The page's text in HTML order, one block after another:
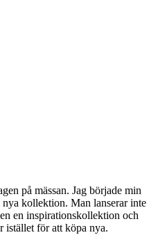
på mässan. Jag började min
nya kollektion. Man lanserar inte
en inspirationskollektion och
istället för att köpa nya.